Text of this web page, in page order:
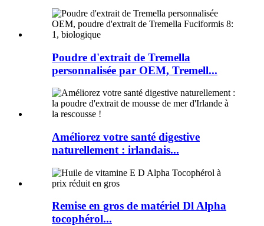
Poudre d'extrait de Tremella
personnalisée par OEM, Tremell...
Améliorez votre santé digestive
naturellement : irlandais...
Remise en gros de matériel Dl Alpha
tocophérol...